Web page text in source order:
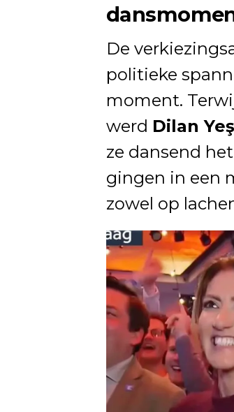
De
politieke
moment.
werd Dilan
ze dansend
gingen in een
zowel op